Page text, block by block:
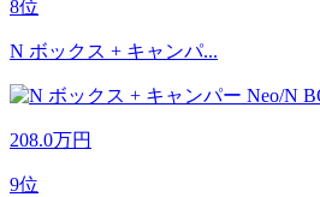
8位
N ボックス + キャンパ...
208.0万円
9位